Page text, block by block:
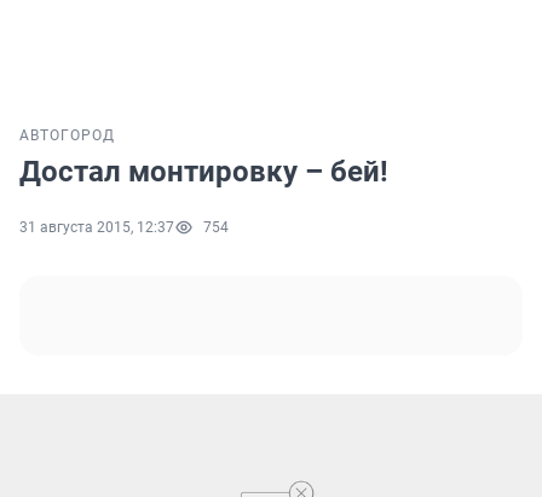
АВТО ГОРОД
Достал монтировку – бей!
31 августа 2015, 12:37 754